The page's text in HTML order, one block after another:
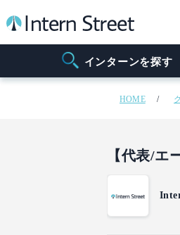
インターンを探す
HOME
【代表/エ